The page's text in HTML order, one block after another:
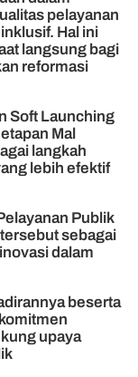
pelayanan
Hal ini
langsung bagi
reformasi
Soft Launching
Mal
langkah
lebih efektif
Publik
sebagai
dalam
beserta
upaya